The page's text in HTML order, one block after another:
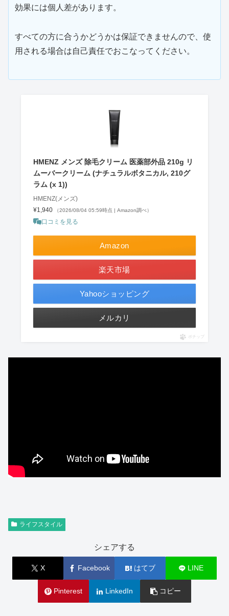
効果には個人差があります。
すべての方に合うかどうかは保証できませんので、使
用される場合は自己責任でおこなってください。
HMENZ メンズ 除毛クリーム 医薬部外品 210g リ
ムーバークリーム (ナチュラルボタニカル, 210グ
ラム (x 1))
HMENZ(メンズ)
¥1,940
（2026/08/04 05:59時点 | Amazon調べ）
口コミを見る
Amazon
楽天市場
Yahooショッピング
メルカリ
ポチップ
ライフスタイル
シェアする
X Facebook はてブ LINE
Pinterest LinkedIn コピー